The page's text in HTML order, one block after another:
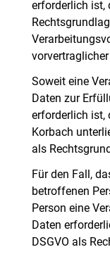
erforderlich ist,
Soweit eine
Daten zur
erforderlich ist,
Korbach
als
Für den Fall,
betroffenen
Person eine
Daten
DSGVO als